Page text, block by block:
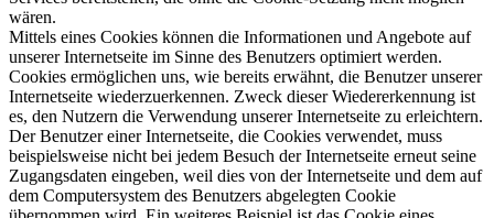
wären.
Mittels eines Cookies können die Informationen und Angebote auf
unserer Internetseite im Sinne des Benutzers optimiert werden.
Cookies ermöglichen uns, wie bereits erwähnt, die Benutzer unserer
Internetseite wiederzuerkennen. Zweck dieser Wiedererkennung ist
es, den Nutzern die Verwendung unserer Internetseite zu erleichtern.
Der Benutzer einer Internetseite, die Cookies verwendet, muss
beispielsweise nicht bei jedem Besuch der Internetseite erneut seine
Zugangsdaten eingeben, weil dies von der Internetseite und dem auf
dem Computersystem des Benutzers abgelegten Cookie